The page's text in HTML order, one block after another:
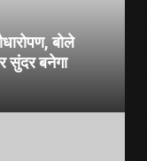
बोले
सुंदर बनेगा